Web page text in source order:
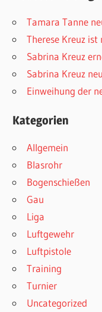
Tamara Tanne
Therese Kreuz
Sabrina Kreuz
Sabrina Kreuz
Einweihung der
Kategorien
Allgemein
Blasrohr
Bogenschießen
Gau
Liga
Luftgewehr
Luftpistole
Training
Turnier
Uncategorized